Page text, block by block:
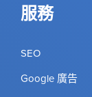
服務
SEO
Google 廣告